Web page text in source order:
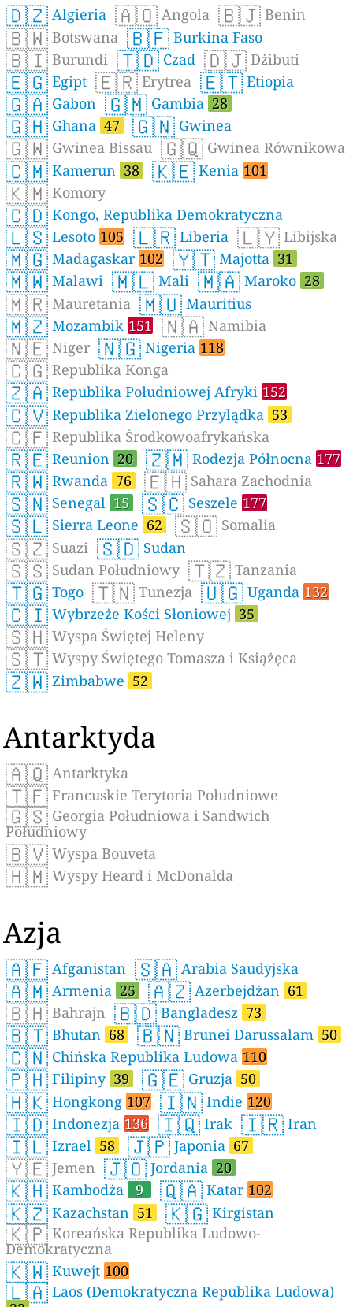
🇩🇿 Algieria 🇦🇴 Angola 🇧🇯 Benin
🇧🇼 Botswana 🇧🇫 Burkina Faso
🇧🇮 Burundi 🇹🇩 Czad 🇩🇯 Dżibuti
🇪🇬 Egipt 🇪🇷 Erytrea 🇪🇹 Etiopia
🇬🇦 Gabon 🇬🇲 Gambia 28
🇬🇭 Ghana 47 🇬🇳 Gwinea
🇬🇼 Gwinea Bissau 🇬🇶 Gwinea Równikowa
🇨🇲 Kamerun 38 🇰🇪 Kenia 101
🇰🇲 Komory
🇨🇩 Kongo, Republika Demokratyczna
🇱🇸 Lesoto 105 🇱🇷 Liberia 🇱🇾 Libijska
🇲🇬 Madagaskar 102 🇾🇹 Majotta 31
🇲🇼 Malawi 🇲🇱 Mali 🇲🇦 Maroko 28
🇲🇷 Mauretania 🇲🇺 Mauritius
🇲🇿 Mozambik 151 🇳🇦 Namibia
🇳🇪 Niger 🇳🇬 Nigeria 118
🇨🇬 Republika Konga
🇿🇦 Republika Południowej Afryki 152
🇨🇻 Republika Zielonego Przylądka 53
🇨🇫 Republika Środkowoafrykańska
🇷🇪 Reunion 20 🇿🇲 Rodezja Północna 177
🇷🇼 Rwanda 76 🇪🇭 Sahara Zachodnia
🇸🇳 Senegal 15 🇸🇨 Seszele 177
🇸🇱 Sierra Leone 62 🇸🇴 Somalia
🇸🇿 Suazi 🇸🇩 Sudan
🇸🇸 Sudan Południowy 🇹🇿 Tanzania
🇹🇬 Togo 🇹🇳 Tunezja 🇺🇬 Uganda 132
🇨🇮 Wybrzeże Kości Słoniowej 35
🇸🇭 Wyspa Świętej Heleny
🇸🇹 Wyspy Świętego Tomasza i Książęca
🇿🇼 Zimbabwe 52
Antarktyda
🇦🇶 Antarktyka
🇹🇫 Francuskie Terytoria Południowe
🇬🇸 Georgia Południowa i Sandwich
Południowy
🇧🇻 Wyspa Bouveta
🇭🇲 Wyspy Heard i McDonalda
Azja
🇦🇫 Afganistan 🇸🇦 Arabia Saudyjska
🇦🇲 Armenia 25 🇦🇿 Azerbejdżan 61
🇧🇭 Bahrajn 🇧🇩 Bangladesz 73
🇧🇹 Bhutan 68 🇧🇳 Brunei Darussalam 50
🇨🇳 Chińska Republika Ludowa 110
🇵🇭 Filipiny 39 🇬🇪 Gruzja 50
🇭🇰 Hongkong 107 🇮🇳 Indie 120
🇮🇩 Indonezja 136 🇮🇶 Irak 🇮🇷 Iran
🇮🇱 Izrael 58 🇯🇵 Japonia 67
🇾🇪 Jemen 🇯🇴 Jordania 20
🇰🇭 Kambodża 9 🇶🇦 Katar 102
🇰🇿 Kazachstan 51 🇰🇬 Kirgistan
🇰🇵 Koreańska Republika Ludowo-
Demokratyczna
🇰🇼 Kuwejt 100
🇱🇦 Laos (Demokratyczna Republika Ludowa)